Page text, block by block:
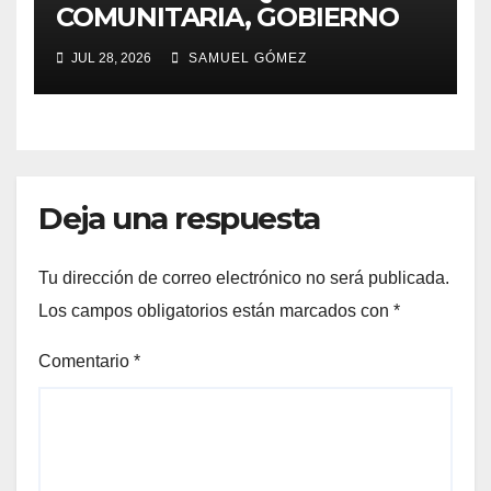
COMUNITARIA, GOBIERNO
ESTATAL INCENTIVA AL
TALENTO ARTESANAL
JUL 28, 2026 SAMUEL GÓMEZ
Deja una respuesta
Tu dirección de correo electrónico no será publicada.
Los campos obligatorios están marcados con *
Comentario *